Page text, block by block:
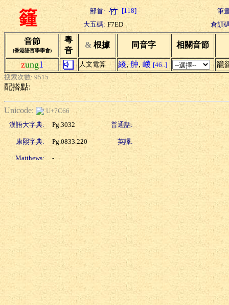
籦 部首: [118]
筆
大五碼: F7ED 倉頡
音節
(香港語言學學會)
粵
音
& 根據 同音字 相關音節
zung1 人文電算 繌, 舯, 嵕 [46..] 籠
搜索次數: 9515
配搭點:
Unicode:
U+7C66
漢語大字典:
Pg.3032 普通話:
康熙字典: Pg.0833.220 英譯:
Matthews: -